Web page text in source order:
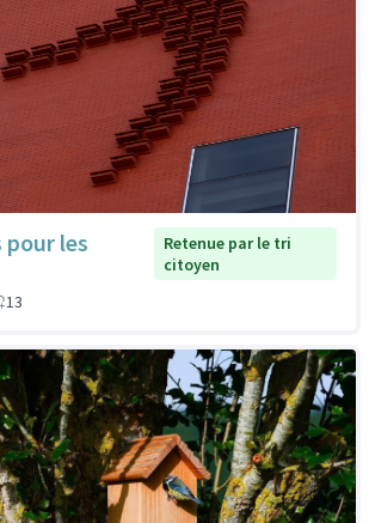
pour les
Retenue par le tri
citoyen
13